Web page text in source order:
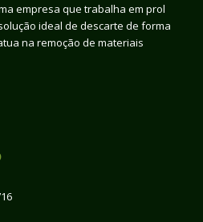
empresa que trabalha em prol
ideal de descarte de forma
na remoção de materiais